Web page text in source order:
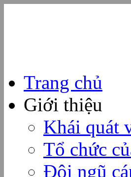
Trang chủ
Giới thiệu
Khái quát
Tổ chức
Đội ngũ